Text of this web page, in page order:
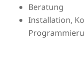
Beratung
Installation,